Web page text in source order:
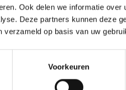
Ook delen we informatie
Deze partners kunnen deze
verzameld op basis van uw
Voorkeuren